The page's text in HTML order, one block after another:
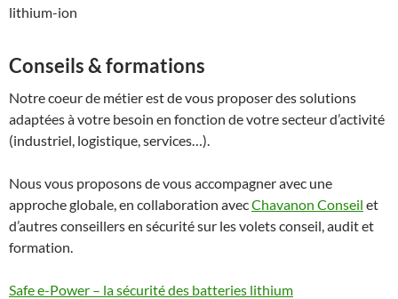
lithium-ion
Conseils & formations
Notre coeur de métier est de vous proposer des solutions
adaptées à votre besoin en fonction de votre secteur d’activité
(industriel, logistique, services…).
Nous vous proposons de vous accompagner avec une
approche globale, en collaboration avecChavanon Conseil et
d’autres conseillers en sécurité sur les volets conseil, audit et
formation.
Safe e-Power – la sécurité des batteries lithium